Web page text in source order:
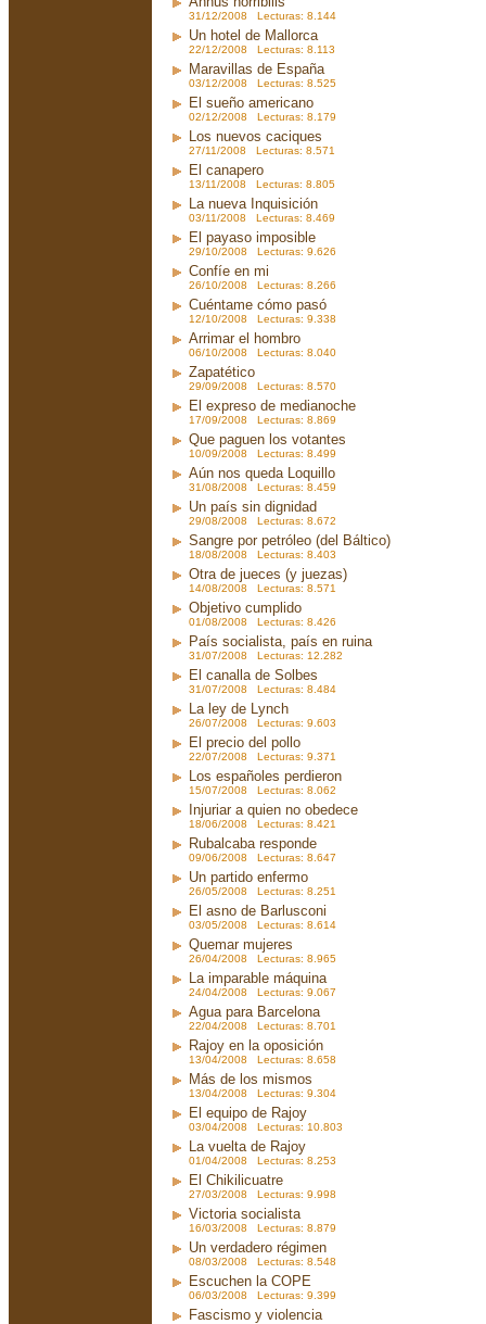
31/12/2008 Lecturas: 8.144
Un hotel de Mallorca
22/12/2008 Lecturas: 8.113
Maravillas de España
03/12/2008 Lecturas: 8.525
El sueño americano
02/12/2008 Lecturas: 8.179
Los nuevos caciques
27/11/2008 Lecturas: 8.571
El canapero
13/11/2008 Lecturas: 8.805
La nueva Inquisición
03/11/2008 Lecturas: 8.469
El payaso imposible
29/10/2008 Lecturas: 9.626
Confíe en mi
26/10/2008 Lecturas: 8.266
Cuéntame cómo pasó
12/10/2008 Lecturas: 9.338
Arrimar el hombro
06/10/2008 Lecturas: 8.040
Zapatético
29/09/2008 Lecturas: 8.570
El expreso de medianoche
17/09/2008 Lecturas: 8.869
Que paguen los votantes
10/09/2008 Lecturas: 8.499
Aún nos queda Loquillo
31/08/2008 Lecturas: 8.459
Un país sin dignidad
29/08/2008 Lecturas: 8.672
Sangre por petróleo (del Báltico)
18/08/2008 Lecturas: 8.403
Otra de jueces (y juezas)
14/08/2008 Lecturas: 8.571
Objetivo cumplido
01/08/2008 Lecturas: 8.426
País socialista, país en ruina
31/07/2008 Lecturas: 12.282
El canalla de Solbes
31/07/2008 Lecturas: 8.484
La ley de Lynch
26/07/2008 Lecturas: 9.603
El precio del pollo
22/07/2008 Lecturas: 9.371
Los españoles perdieron
15/07/2008 Lecturas: 8.062
Injuriar a quien no obedece
18/06/2008 Lecturas: 8.421
Rubalcaba responde
09/06/2008 Lecturas: 8.647
Un partido enfermo
26/05/2008 Lecturas: 8.251
El asno de Barlusconi
03/05/2008 Lecturas: 8.614
Quemar mujeres
26/04/2008 Lecturas: 8.965
La imparable máquina
24/04/2008 Lecturas: 9.067
Agua para Barcelona
22/04/2008 Lecturas: 8.701
Rajoy en la oposición
13/04/2008 Lecturas: 8.658
Más de los mismos
13/04/2008 Lecturas: 9.304
El equipo de Rajoy
03/04/2008 Lecturas: 10.803
La vuelta de Rajoy
01/04/2008 Lecturas: 8.253
El Chikilicuatre
27/03/2008 Lecturas: 9.998
Victoria socialista
16/03/2008 Lecturas: 8.879
Un verdadero régimen
08/03/2008 Lecturas: 8.548
Escuchen la COPE
06/03/2008 Lecturas: 9.399
Fascismo y violencia